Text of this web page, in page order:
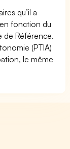
qu’il a
fonction du
de Référence.
(PTIA)
le même